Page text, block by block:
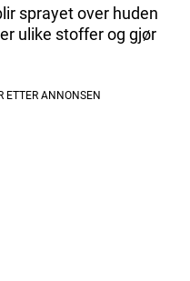
sprayet over huden
ulike stoffer og gjør